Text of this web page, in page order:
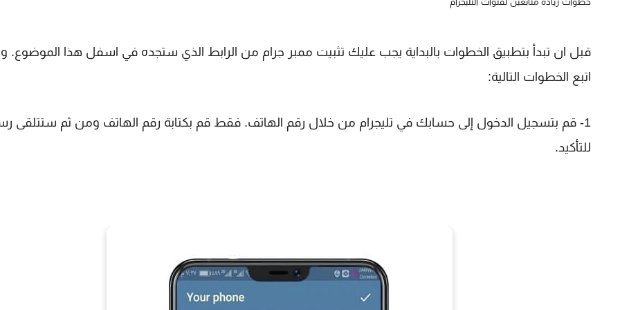
قبل ان تبدأ بتطبيق الخطوات بالبداية يجب عليك تثبيت ممبر جرام من الرابط الذي ستجده في اسفل هذا الموضوع.
اتبع الخطوات التالية:
1- قم بتسجيل الدخول إلى حسابك في تليجرام من خلال رقم الهاتف. فقط قم بكتابة رقم الهاتف ومن ثم ستتلقى
للتأكيد.